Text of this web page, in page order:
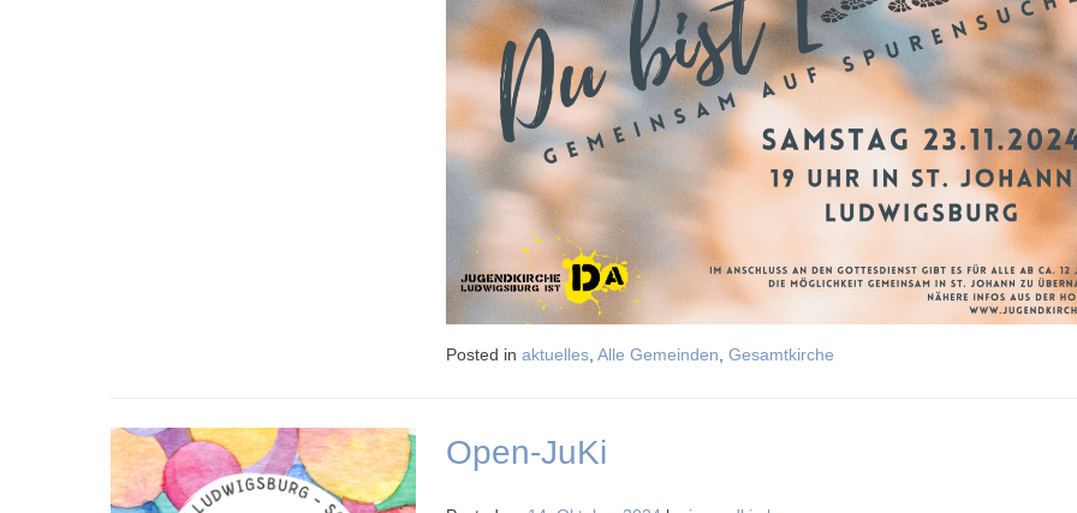
Posted in aktuelles, Alle Gemeinden, Gesamtkirche
Open-JuKi